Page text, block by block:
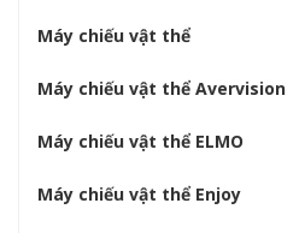
Máy chiếu vật thể
Máy chiếu vật thể Avervision
Máy chiếu vật thể ELMO
Máy chiếu vật thể Enjoy